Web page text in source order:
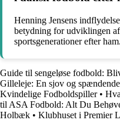
Henning Jensens
betydning for udviklingen
sportsgenerationer efter ham.
Guide til sengeløse fodbold:
Gilleleje: En sjov og
Kvindelige Fodboldspiller•
til ASA Fodbold: Alt Du
Holbæk • Klubhuset i Premier